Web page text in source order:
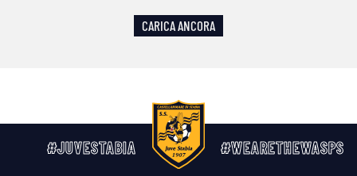
CARICA ANCORA
#JUVESTABIA #WEARETHEWASPS